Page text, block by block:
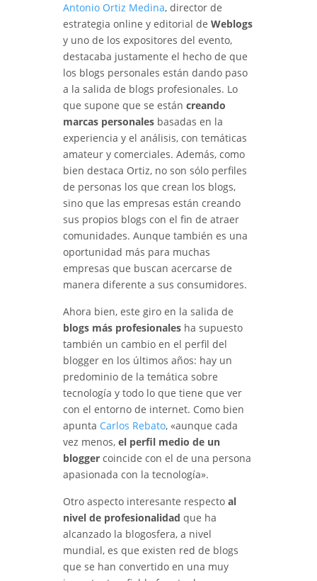
Antonio Ortiz Medina, director de
estrategia online y editorial de Weblogs
y uno de los expositores del evento,
destacaba justamente el hecho de que
los blogs personales están dando paso
a la salida de blogs profesionales. Lo
que supone que se están creando
marcas personales basadas en la
experiencia y el análisis, con temáticas
amateur y comerciales. Además, como
bien destaca Ortiz, no son sólo perfiles
de personas los que crean los blogs,
sino que las empresas están creando
sus propios blogs con el fin de atraer
comunidades. Aunque también es una
oportunidad más para muchas
empresas que buscan acercarse de
manera diferente a sus consumidores.
Ahora bien, este giro en la salida de
blogs más profesionales ha supuesto
también un cambio en el perfil del
blogger en los últimos años: hay un
predominio de la temática sobre
tecnología y todo lo que tiene que ver
con el entorno de internet. Como bien
apunta Carlos Rebato, «aunque cada
vez menos, el perfil medio de un
blogger coincide con el de una persona
apasionada con la tecnología».
Otro aspecto interesante respecto al
nivel de profesionalidad que ha
alcanzado la blogosfera, a nivel
mundial, es que existen red de blogs
que se han convertido en una muy